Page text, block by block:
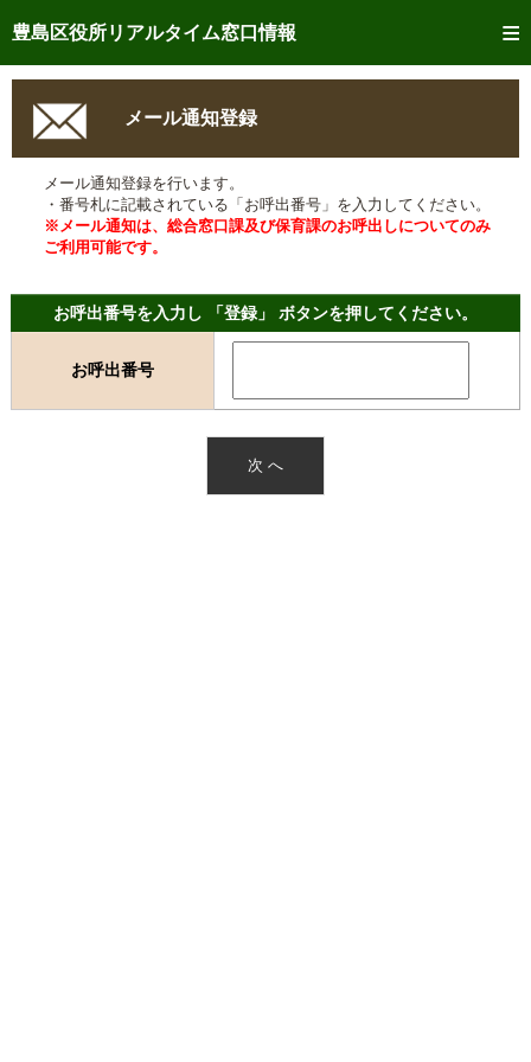
豊島区役所リアルタイム窓口情報
トップページへ
ご利用方法
事前予約
予約状況確認
リアルタイム
リアルタイム交付状況確認
メール通知登録
メール通知登録を行います。
・番号札に記載されている「お呼出番号」を入力してください。
※メール通知は、総合窓口課及び保育課のお呼出しについてのみ
ご利用可能です。
お呼出番号を入力し 「登録」 ボタンを押してください。
お呼出番号